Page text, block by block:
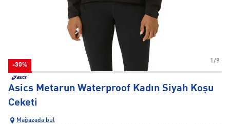
-30%
1/9
Asics Metarun Waterproof Kadın Siyah Koşu
Ceketi
Mağazada bul